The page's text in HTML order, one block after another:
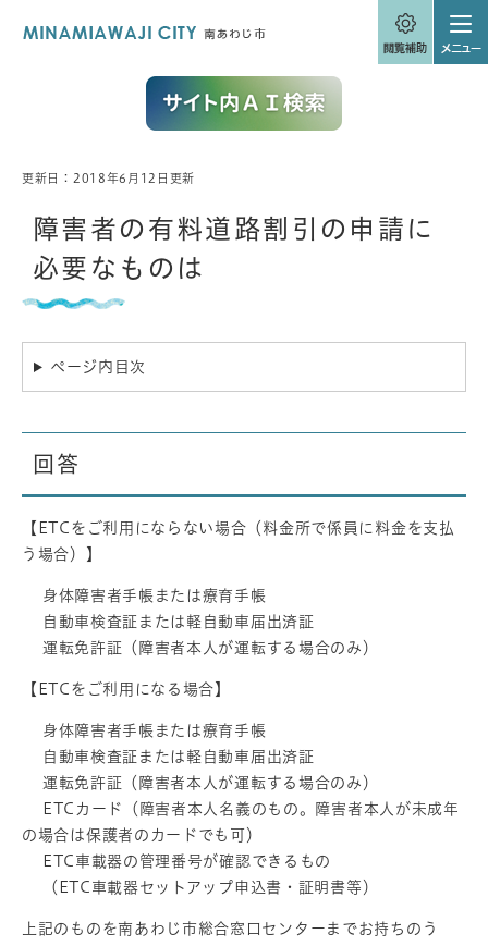
本
更新日：2018年6月12日更新
障害者の有料道路割引の申請に
必要なものは
ページ内目次
回答
【ETCをご利用にならない場合（料金所で係員に料金を支払
う場合）】
身体障害者手帳または療育手帳
自動車検査証または軽自動車届出済証
運転免許証（障害者本人が運転する場合のみ）
【ETCをご利用になる場合】
身体障害者手帳または療育手帳
自動車検査証または軽自動車届出済証
運転免許証（障害者本人が運転する場合のみ）
ETCカード（障害者本人名義のもの。障害者本人が未成年
の場合は保護者のカードでも可）
ETC車載器の管理番号が確認できるもの
（ETC車載器セットアップ申込書・証明書等）
上記のものを南あわじ市総合窓口センターまでお持ちのう